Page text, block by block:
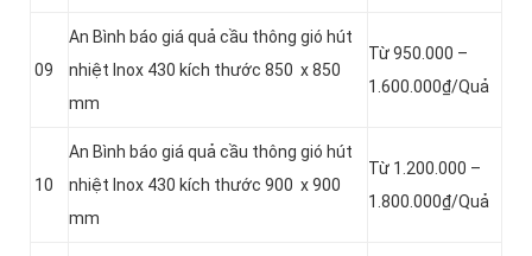
09
An Bình báo giá quả cầu thông gió hút
nhiệt Inox 430 kích thước 850 x 850
mm
Từ 950.000 –
1.600.000₫/Quả
10
An Bình báo giá quả cầu thông gió hút
nhiệt Inox 430 kích thước 900 x 900
mm
Từ 1.200.000 –
1.800.000₫/Quả